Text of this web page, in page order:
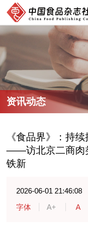
资讯动态
《食品界》：持
——访北京二商肉
铁新
2026-06-01 21:46:08
字体
A+ A